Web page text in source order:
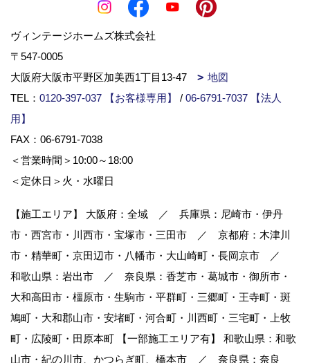
ヴィンテージホームズ株式会社
〒547-0005
大阪府大阪市平野区加美西1丁目13-47
地図
TEL： 0120-397-037 【お客様専用】 / 06-6791-7037 【法人
用】
FAX：06-6791-7038
＜営業時間＞10:00～18:00
＜定休日＞火・水曜日
【施工エリア】 大阪府：全域 ／ 兵庫県：尼崎市・伊丹
市・西宮市・川西市・宝塚市・三田市 ／ 京都府：木津川
市・精華町・京田辺市・八幡市・大山崎町・長岡京市 ／
和歌山県：岩出市 ／ 奈良県：香芝市・葛城市・御所市・
大和高田市・橿原市・生駒市・平群町・三郷町・王寺町・斑
鳩町・大和郡山市・安堵町・河合町・川西町・三宅町・上牧
町・広陵町・田原本町 【一部施工エリア有】 和歌山県：和歌
山市・紀の川市、かつらぎ町、橋本市 ／ 奈良県：奈良